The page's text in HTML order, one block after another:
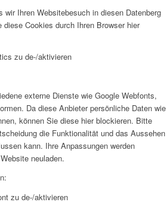
Ihren Websitebesuch in diesen Datenberg
Cookies durch Ihren Browser hier
zu de-/aktivieren
externe Dienste wie Google Webfonts,
Da diese Anbieter persönliche Daten wie
können Sie diese hier blockieren. Bitte
die Funktionalität und das Aussehen
kann. Ihre Anpassungen werden
neuladen.
zu de-/aktivieren